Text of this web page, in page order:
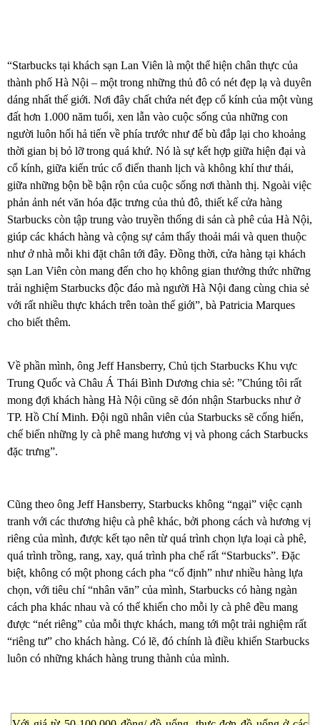
“Starbucks tại khách sạn Lan Viên là một thể hiện chân thực của
thành phố Hà Nội – một trong những thủ đô có nét đẹp lạ và duyên
dáng nhất thế giới. Nơi đây chất chứa nét đẹp cổ kính của một vùng
đất hơn 1.000 năm tuổi, xen lẫn vào cuộc sống của những con
người luôn hối hả tiến về phía trước như để bù đắp lại cho khoảng
thời gian bị bỏ lỡ trong quá khứ. Nó là sự kết hợp giữa hiện đại và
cổ kính, giữa kiến trúc cổ điển thanh lịch và không khí thư thái,
giữa những bộn bề bận rộn của cuộc sống nơi thành thị. Ngoài việc
phản ảnh nét văn hóa đặc trưng của thủ đô, thiết kế cửa hàng
Starbucks còn tập trung vào truyền thống di sản cà phê của Hà Nội,
giúp các khách hàng và cộng sự cảm thấy thoải mái và quen thuộc
như ở nhà mỗi khi đặt chân tới đây. Đồng thời, cửa hàng tại khách
sạn Lan Viên còn mang đến cho họ không gian thưởng thức những
trải nghiệm Starbucks độc đáo mà người Hà Nội đang cùng chia sẻ
với rất nhiều thực khách trên toàn thế giới”, bà Patricia Marques
cho biết thêm.
Về phần mình, ông Jeff Hansberry, Chủ tịch Starbucks Khu vực
Trung Quốc và Châu Á Thái Bình Dương chia sẻ: ”Chúng tôi rất
mong đợi khách hàng Hà Nội cũng sẽ đón nhận Starbucks như ở
TP. Hồ Chí Minh. Đội ngũ nhân viên của Starbucks sẽ cống hiến,
chế biến những ly cà phê mang hương vị và phong cách Starbucks
đặc trưng”.
Cũng theo ông Jeff Hansberry, Starbucks không “ngại” việc cạnh
tranh với các thương hiệu cà phê khác, bởi phong cách và hương vị
riêng của mình, được kết tạo nên từ quá trình chọn lựa loại cà phê,
quá trình trồng, rang, xay, quá trình pha chế rất “Starbucks”. Đặc
biệt, không có một phong cách pha “cố định” như nhiều hàng lựa
chọn, với tiêu chí “nhân văn” của mình, Starbucks có hàng ngàn
cách pha khác nhau và có thể khiến cho mỗi ly cà phê đều mang
được “nét riêng” của mỗi thực khách, mang tới một trải nghiệm rất
“riêng tư” cho khách hàng. Có lẽ, đó chính là điều khiến Starbucks
luôn có những khách hàng trung thành của mình.